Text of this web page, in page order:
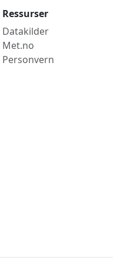
Ressurser
Datakilder
Met.no
Personvern